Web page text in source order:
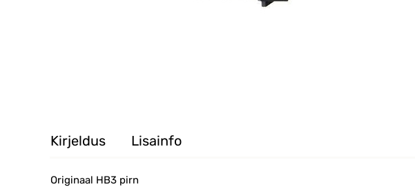
Kirjeldus Lisainfo
Originaal HB3 pirn